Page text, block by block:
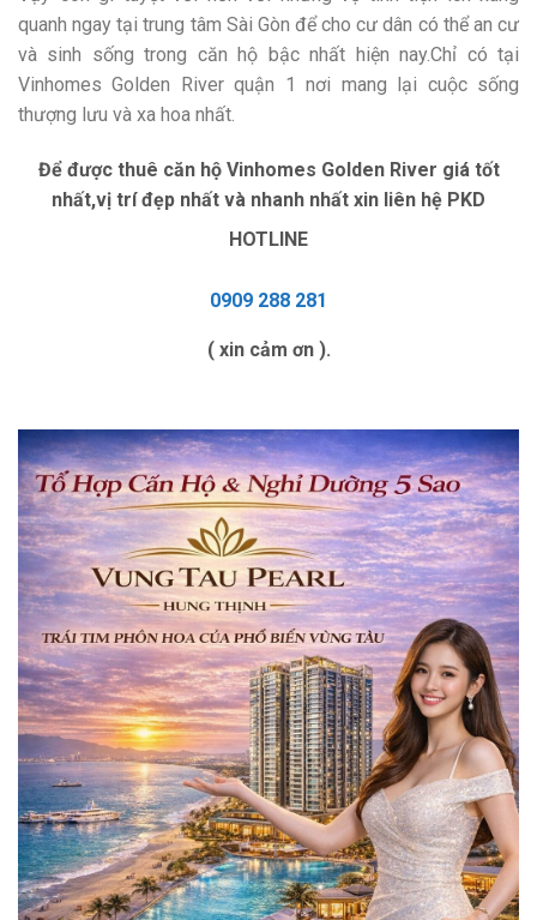
quanh ngay tại trung tâm Sài Gòn để cho cư dân có thể an cư
và sinh sống trong căn hộ bậc nhất hiện nay.Chỉ có tại
Vinhomes Golden River quận 1 nơi mang lại cuộc sống
thượng lưu và xa hoa nhất.
Để được thuê căn hộ Vinhomes Golden River giá tốt
nhất,vị trí đẹp nhất và nhanh nhất xin liên hệ PKD
HOTLINE
0909 288 281
( xin cảm ơn ).